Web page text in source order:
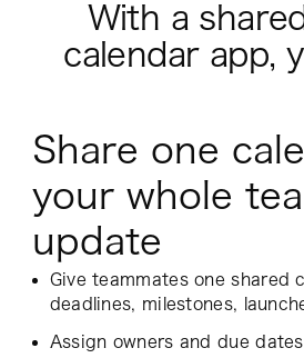
With a
calendar app,
Share one
your whole
update
Give teammates one shared
deadlines, milestones,
Assign owners and due